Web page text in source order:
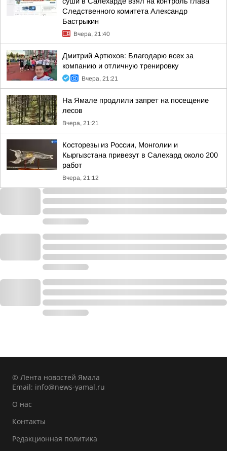
Следственного комитета Александр
Бастрыкин
Вчера, 21:40
Дмитрий Артюхов: Благодарю всех за
компанию и отличную тренировку
Вчера, 21:21
На Ямале продлили запрет на посещение
лесов
Вчера, 21:21
Косторезы из России, Монголии и
Кыргызстана привезут в Салехард около 200
работ
Вчера, 21:12
© Лента новостей Ямала
Email: info@news-yamal.ru
О нас
Контакты
Редакционная политика